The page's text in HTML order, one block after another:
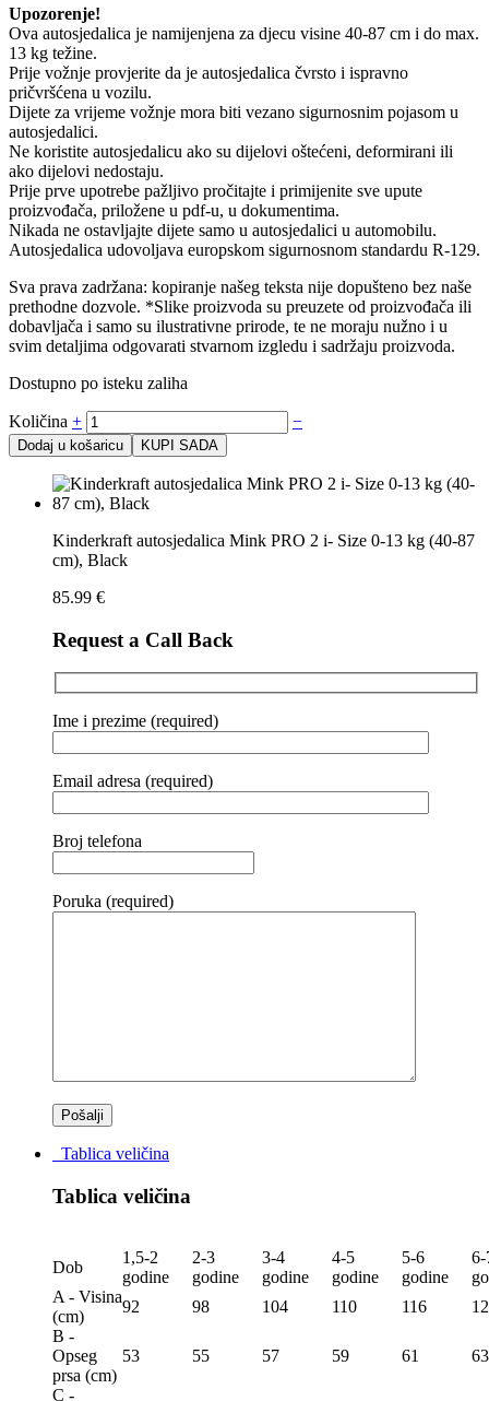
Upozorenje!
Ova autosjedalica je namijenjena za djecu visine 40-87 cm i do max.
13 kg težine.
Prije vožnje provjerite da je autosjedalica čvrsto i ispravno
pričvršćena u vozilu.
Dijete za vrijeme vožnje mora biti vezano sigurnosnim pojasom u
autosjedalici.
Ne koristite autosjedalicu ako su dijelovi oštećeni, deformirani ili
ako dijelovi nedostaju.
Prije prve upotrebe pažljivo pročitajte i primijenite sve upute
proizvođača, priložene u pdf-u, u dokumentima.
Nikada ne ostavljajte dijete samo u autosjedalici u automobilu.
Autosjedalica udovoljava europskom sigurnosnom standardu R-129.
Sva prava zadržana: kopiranje našeg teksta nije dopušteno bez naše
prethodne dozvole. *Slike proizvoda su preuzete od proizvođača ili
dobavljača i samo su ilustrativne prirode, te ne moraju nužno i u
svim detaljima odgovarati stvarnom izgledu i sadržaju proizvoda.
Dostupno po isteku zaliha
Količina + −
Dodaj u košaricu KUPI SADA
Kinderkraft autosjedalica Mink PRO 2 i- Size 0-13 kg (40-87
cm), Black
85.99 €
Request a Call Back
Ime i prezime (required)
Email adresa (required)
Broj telefona
Poruka (required)
Tablica veličina
Tablica veličina
Dob
1,5-2
godine
2-3
godine
3-4
godine
4-5
godine
5-6
godine
6-
A - Visina
(сm)
92 98 104 110 116
B -
Opseg
prsa (сm)
53 55 57 59 61 63
C -